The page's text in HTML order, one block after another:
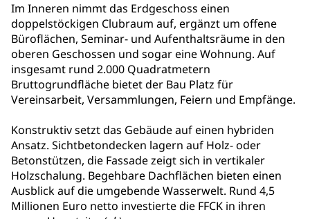
Im Inneren nimmt das Erdgeschoss einen
doppelstöckigen Clubraum auf, ergänzt um offene
Büroflächen, Seminar- und Aufenthaltsräume in den
oberen Geschossen und sogar eine Wohnung. Auf
insgesamt rund 2.000 Quadratmetern
Bruttogrundfläche bietet der Bau Platz für
Vereinsarbeit, Versammlungen, Feiern und Empfänge.
Konstruktiv setzt das Gebäude auf einen hybriden
Ansatz. Sichtbetondecken lagern auf Holz- oder
Betonstützen, die Fassade zeigt sich in vertikaler
Holzschalung. Begehbare Dachflächen bieten einen
Ausblick auf die umgebende Wasserwelt. Rund 4,5
Millionen Euro netto investierte die FFCK in ihren